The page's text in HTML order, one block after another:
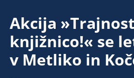
Akcija
knjižnico!« se
v Metliko in